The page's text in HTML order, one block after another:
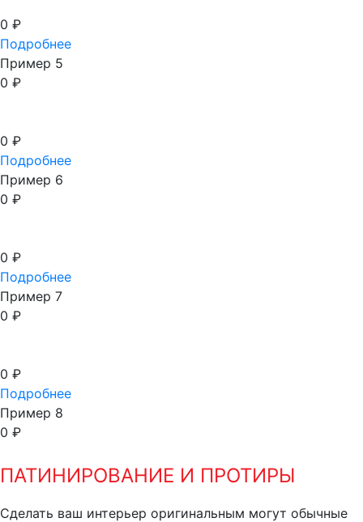
0 ₽
Подробнее
Пример 5
0 ₽
0 ₽
Подробнее
Пример 6
0 ₽
0 ₽
Подробнее
Пример 7
0 ₽
0 ₽
Подробнее
Пример 8
0 ₽
ПАТИНИРОВАНИЕ И ПРОТИРЫ
Сделать ваш интерьер оригинальным могут обычные